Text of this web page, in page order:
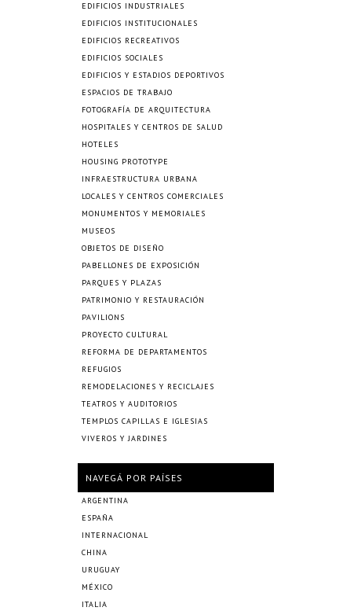
EDIFICIOS INDUSTRIALES
EDIFICIOS INSTITUCIONALES
EDIFICIOS RECREATIVOS
EDIFICIOS SOCIALES
EDIFICIOS Y ESTADIOS DEPORTIVOS
ESPACIOS DE TRABAJO
FOTOGRAFÍA DE ARQUITECTURA
HOSPITALES Y CENTROS DE SALUD
HOTELES
HOUSING PROTOTYPE
INFRAESTRUCTURA URBANA
LOCALES Y CENTROS COMERCIALES
MONUMENTOS Y MEMORIALES
MUSEOS
OBJETOS DE DISEÑO
PABELLONES DE EXPOSICIÓN
PARQUES Y PLAZAS
PATRIMONIO Y RESTAURACIÓN
PAVILIONS
PROYECTO CULTURAL
REFORMA DE DEPARTAMENTOS
REFUGIOS
REMODELACIONES Y RECICLAJES
TEATROS Y AUDITORIOS
TEMPLOS CAPILLAS E IGLESIAS
VIVEROS Y JARDINES
NAVEGÁ POR PAÍSES
ARGENTINA
ESPAÑA
INTERNACIONAL
CHINA
URUGUAY
MÉXICO
ITALIA